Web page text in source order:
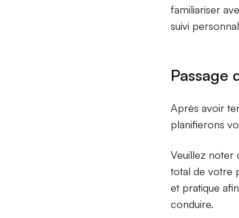
familiariser
suivi
Passage
Après avoir
planifierons
Veuillez noter
total de votre
et pratique
conduire.